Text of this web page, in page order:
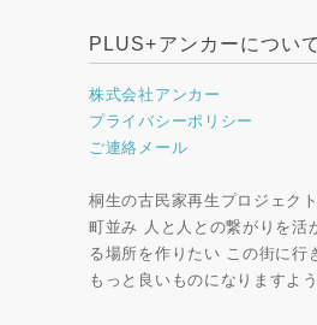
PLUS+アンカーについて
株式会社アンカー
プライバシーポリシー
ご連絡メール
桐生の古民家再生プロジェク
町並み 人と人との繋がりを活
る場所を作りたい この街に行
もっと良いものになりますよ